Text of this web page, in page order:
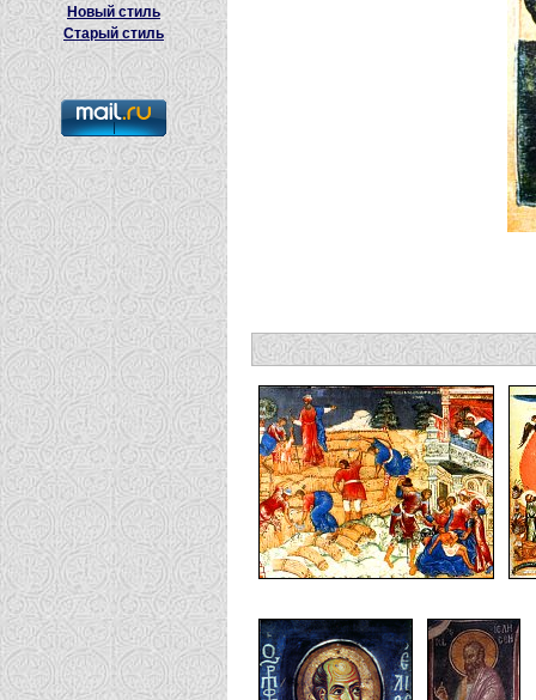
Новый стиль
Старый стиль